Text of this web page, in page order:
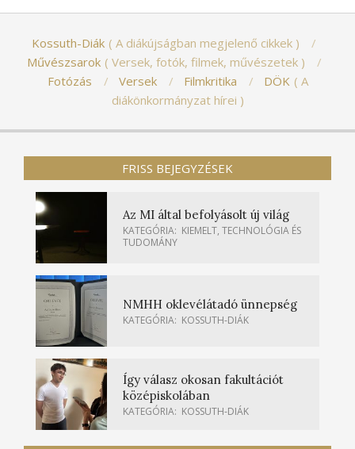
Kossuth-Diák
A diákújságban megjelenő cikkek
Művészsarok
Versek, fotók, filmek, művészetek
Fotózás
Versek Filmkritika DÖK
A
diákönkormányzat hírei
FRISS BEJEGYZÉSEK
Az MI által befolyásolt új világ
KATEGÓRIA: KIEMELT, TECHNOLÓGIA ÉS
TUDOMÁNY
NMHH oklevélátadó ünnepség
KATEGÓRIA: KOSSUTH-DIÁK
Így válasz okosan fakultációt
középiskolában
KATEGÓRIA: KOSSUTH-DIÁK